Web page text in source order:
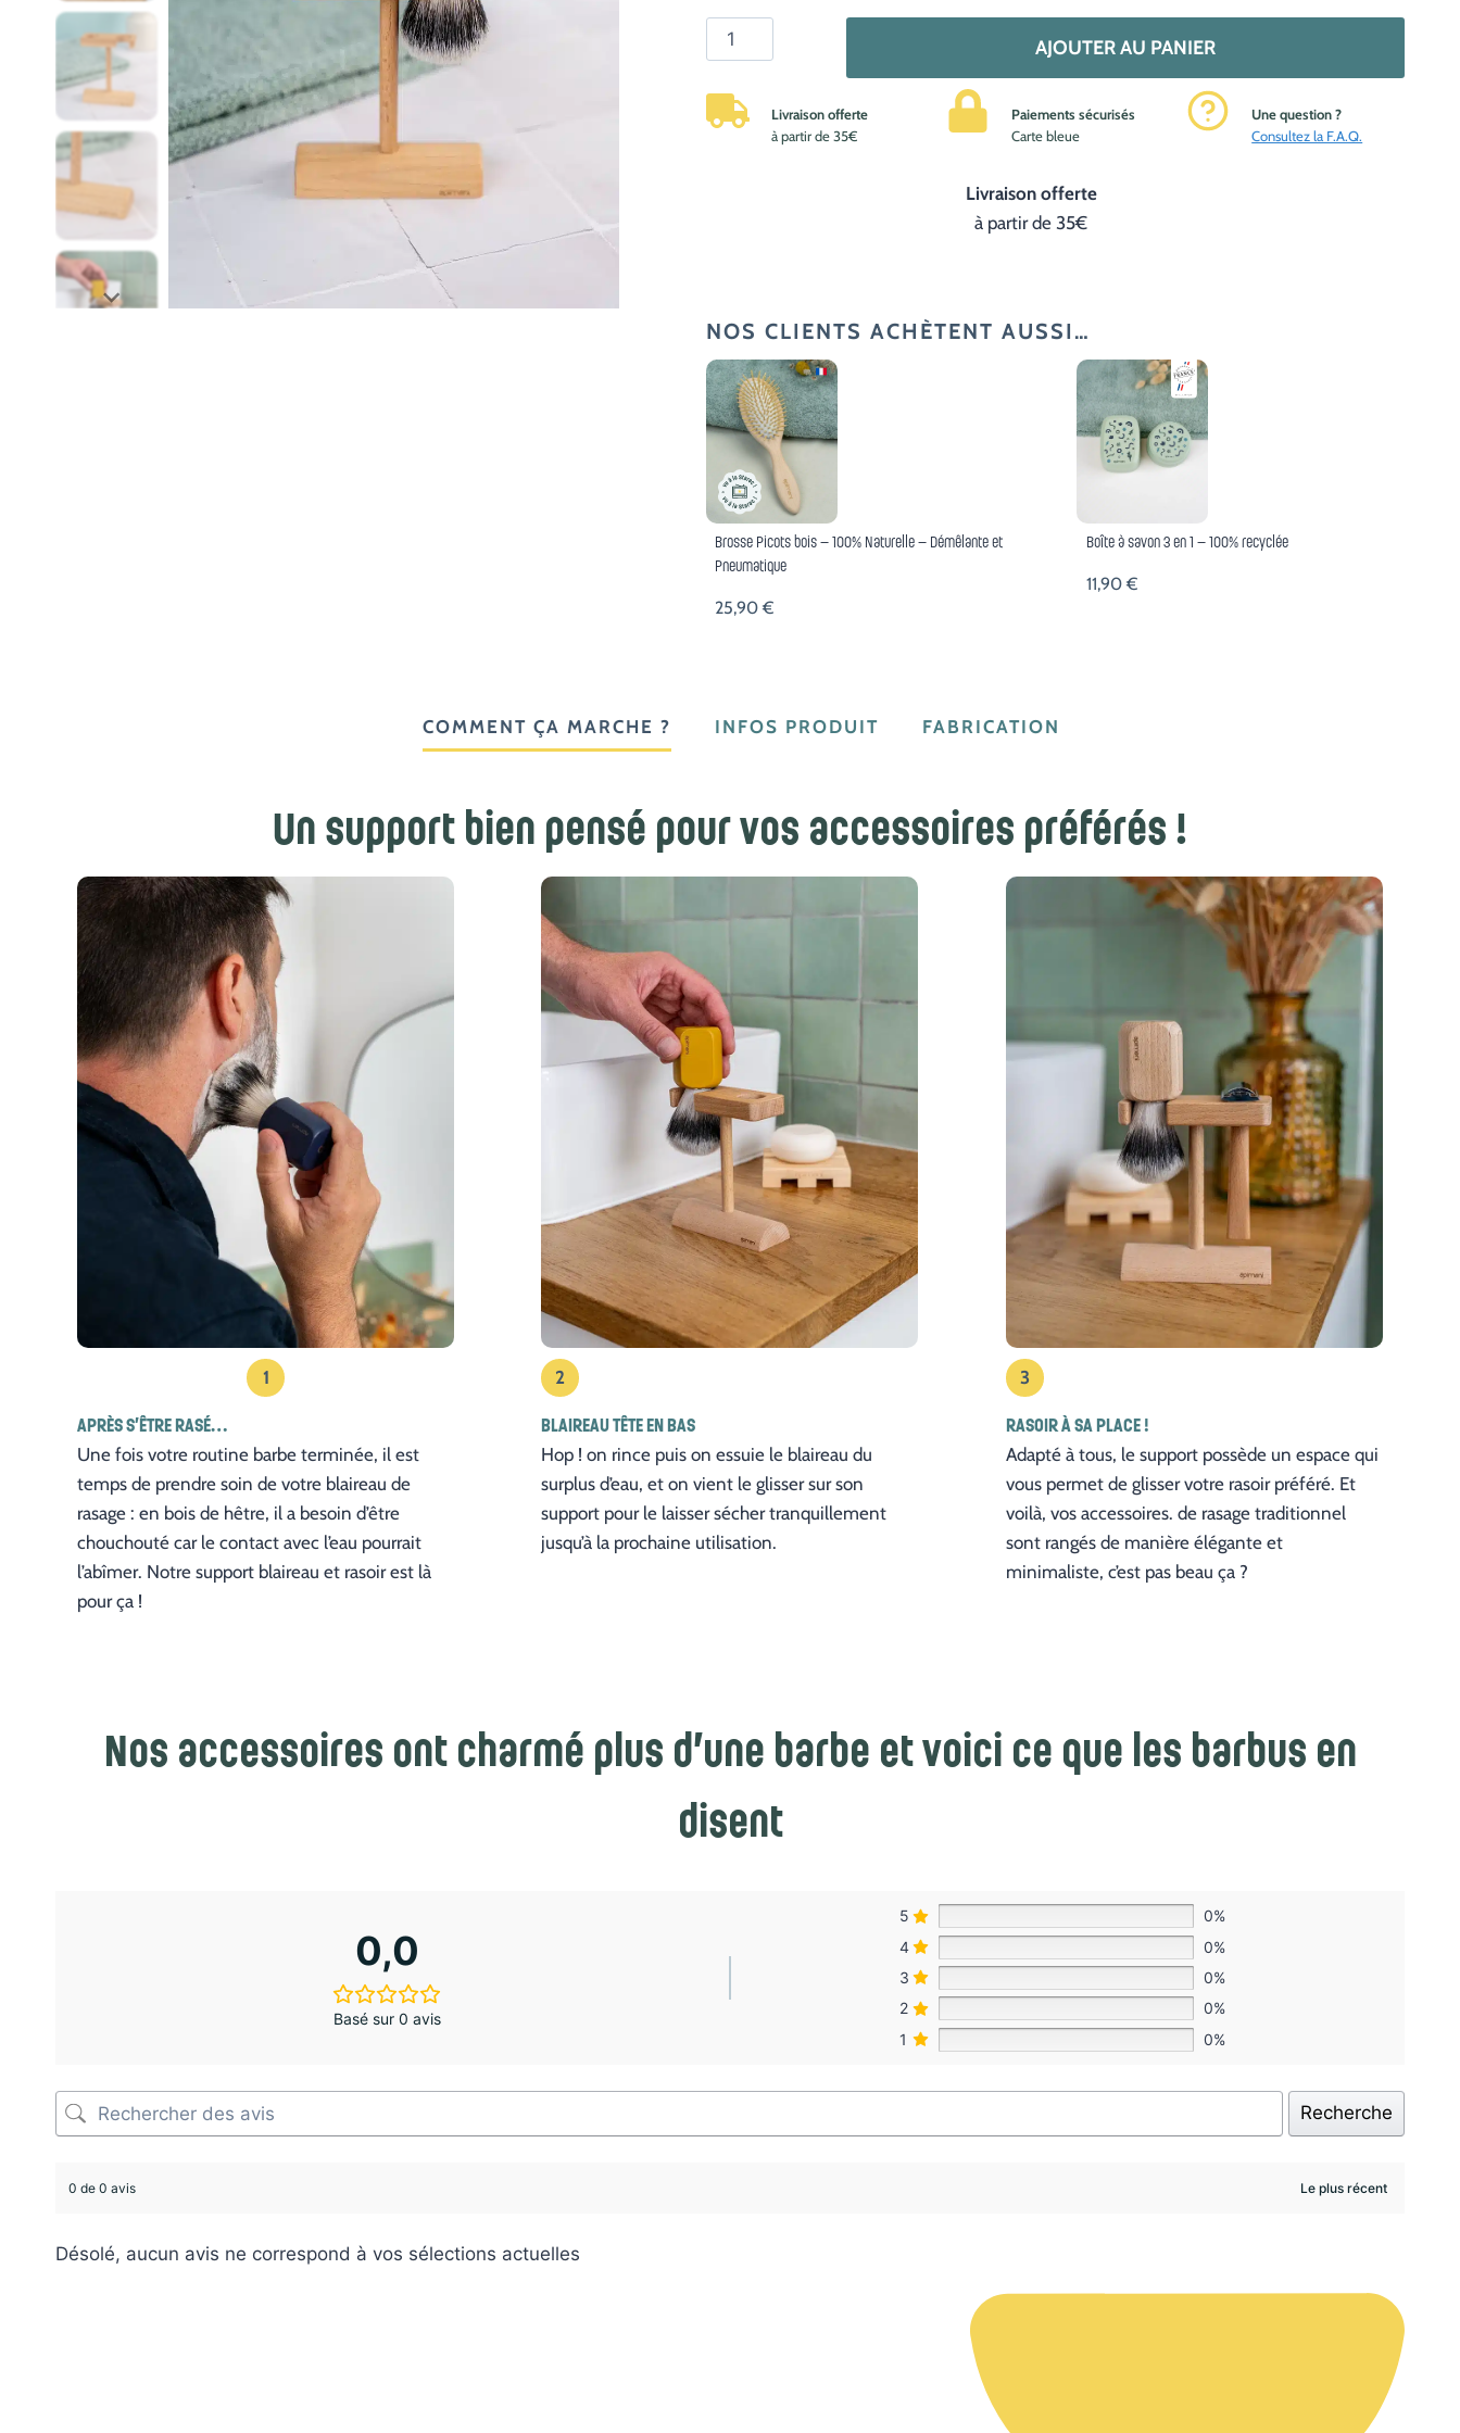
quantité
de
Support
blaireau
français
AJOUTER AU PANIER
Livraison offerte
à partir de 35€
Paiements sécurisés
Carte bleue
Une question ?
Consultez la F.A.Q.
Livraison offerte
à partir de 35€
NOS CLIENTS ACHÈTENT AUSSI…
Brosse Picots bois – 100% Naturelle – Démêlante et
Pneumatique
25,90€
Boîte à savon 3 en 1 – 100% recyclée
11,90€
COMMENT ÇA MARCHE ? INFOS PRODUIT FABRICATION
Un support bien pensé pour vos accessoires préférés !
1
APRÈS S’ÊTRE RASÉ…
Une fois votre routine barbe terminée, il est
temps de prendre soin de votre blaireau de
rasage : en bois de hêtre, il a besoin d’être
chouchouté car le contact avec l’eau pourrait
l’abîmer. Notre support blaireau et rasoir est là
pour ça !
2
BLAIREAU TÊTE EN BAS
Hop ! on rince puis on essuie le blaireau du
surplus d’eau, et on vient le glisser sur son
support pour le laisser sécher tranquillement
jusqu’à la prochaine utilisation.
3
RASOIR À SA PLACE !
Adapté à tous, le support possède un espace qui
vous permet de glisser votre rasoir préféré. Et
voilà, vos accessoires. de rasage traditionnel
sont rangés de manière élégante et
minimaliste, c’est pas beau ça ?
Nos accessoires ont charmé plus d’une barbe et voici ce que les barbus en
disent
0,0
Basé sur 0 avis
5
0%
4
0%
3
0%
2
0%
1
0%
Recherche
0 de 0 avis
Désolé, aucun avis ne correspond à vos sélections actuelles